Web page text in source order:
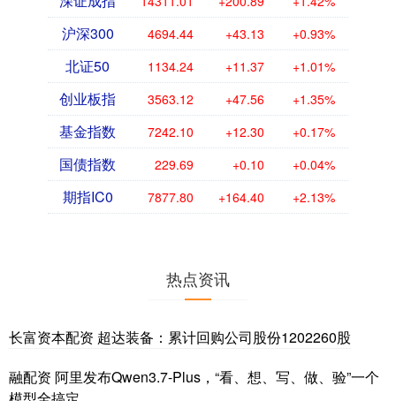
沪深300 4694.44 +43.13 +0.93%
北证50 1134.24 +11.37 +1.01%
创业板指 3563.12 +47.56 +1.35%
基金指数 7242.10 +12.30 +0.17%
国债指数 229.69 +0.10 +0.04%
期指IC0 7877.80 +164.40 +2.13%
热点资讯
长富资本配资 超达装备：累计回购公司股份1202260股
融配资 阿里发布Qwen3.7-Plus，“看、想、写、做、验”一个